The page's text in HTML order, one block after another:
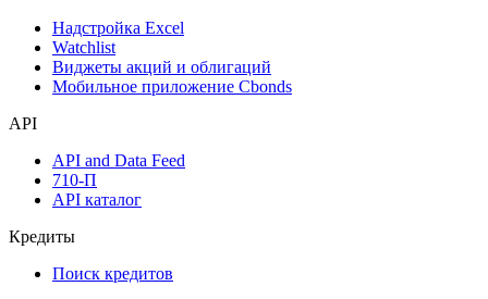
Надстройка Excel
Watchlist
Виджеты акций и облигаций
Мобильное приложение Cbonds
API
API and Data Feed
710-П
API каталог
Кредиты
Поиск кредитов